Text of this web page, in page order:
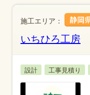
施工エリア：
いちひろ工房
設計 工事見積り